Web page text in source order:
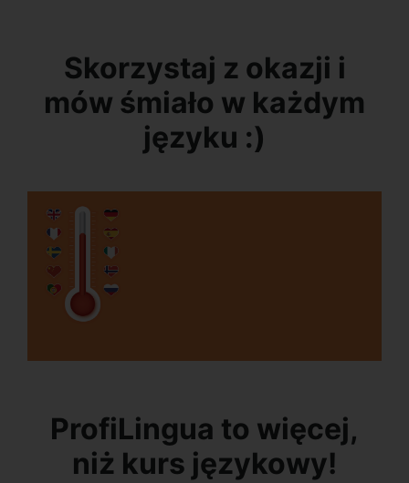
Skorzystaj z okazji i
mów śmiało w każdym
języku :)
ProfiLingua to więcej,
niż kurs językowy!